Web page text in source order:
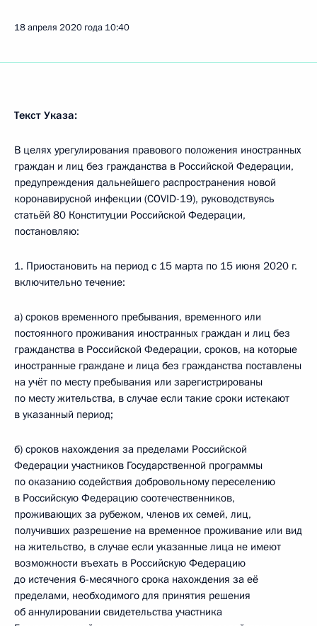
18 апреля 2020 года 10:40
Текст Указа:
В целях урегулирования правового положения иностранных
граждан и лиц без гражданства в Российской Федерации,
предупреждения дальнейшего распространения новой
коронавирусной инфекции (COVID-19), руководствуясь
статьёй 80 Конституции Российской Федерации,
постановляю:
1. Приостановить на период с 15 марта по 15 июня 2020 г.
включительно течение:
а) сроков временного пребывания, временного или
постоянного проживания иностранных граждан и лиц без
гражданства в Российской Федерации, сроков, на которые
иностранные граждане и лица без гражданства поставлены
на учёт по месту пребывания или зарегистрированы
по месту жительства, в случае если такие сроки истекают
в указанный период;
б) сроков нахождения за пределами Российской
Федерации участников Государственной программы
по оказанию содействия добровольному переселению
в Российскую Федерацию соотечественников,
проживающих за рубежом, членов их семей, лиц,
получивших разрешение на временное проживание или вид
на жительство, в случае если указанные лица не имеют
возможности въехать в Российскую Федерацию
до истечения 6-месячного срока нахождения за её
пределами, необходимого для принятия решения
об аннулировании свидетельства участника